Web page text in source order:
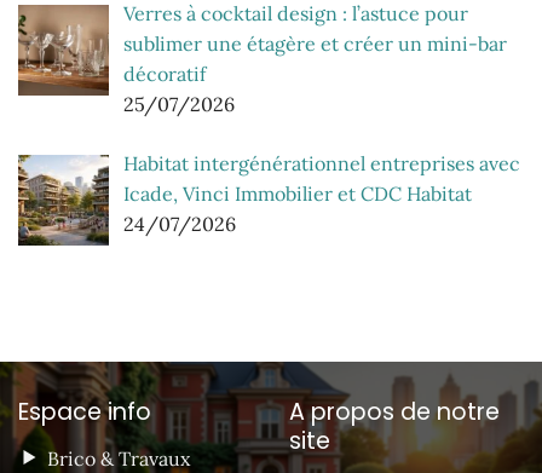
Verres à cocktail design : l’astuce pour
sublimer une étagère et créer un mini-bar
décoratif
25/07/2026
Habitat intergénérationnel entreprises avec
Icade, Vinci Immobilier et CDC Habitat
24/07/2026
Espace info
Brico & Travaux
A propos de notre
site